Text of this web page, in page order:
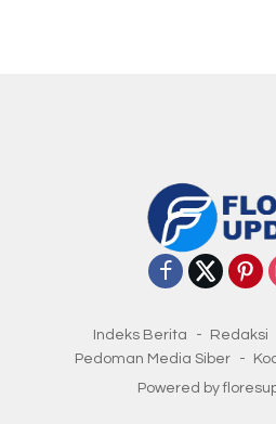
Indeks Berita Redaksi
Pedoman Media Siber
Powered by